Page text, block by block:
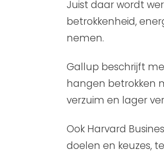
Juist daar wordt
betrokkenheid,
nemen.
Gallup beschrijft
hangen betrokken
verzuim en lager
Ook Harvard
doelen en keuzes,